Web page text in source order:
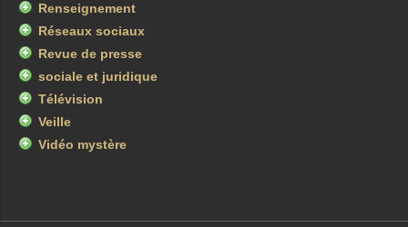
Renseignement
Réseaux sociaux
Revue de presse
sociale et juridique
Télévision
Veille
Vidéo mystère